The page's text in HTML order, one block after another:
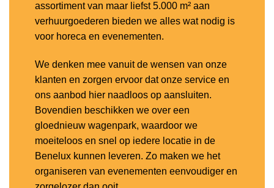
assortiment van maar liefst 5.000 m² aan
verhuurgoederen bieden we alles wat nodig is
voor horeca en evenementen.
We denken mee vanuit de wensen van onze
klanten en zorgen ervoor dat onze service en
ons aanbod hier naadloos op aansluiten.
Bovendien beschikken we over een
gloednieuw wagenpark, waardoor we
moeiteloos en snel op iedere locatie in de
Benelux kunnen leveren. Zo maken we het
organiseren van evenementen eenvoudiger en